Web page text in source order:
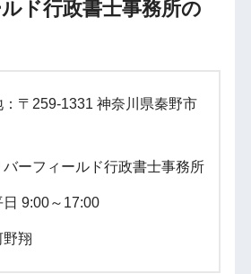
ド行政書士事務所の
〒259-1331 神奈川県秦野市
ーフィールド行政書士事務所
9:00～17:00
野翔